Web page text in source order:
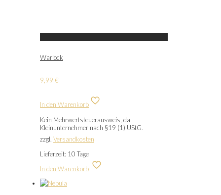
Warlock
9,99 €
In den Warenkorb
Kein Mehrwertsteuerausweis, da
Kleinunternehmer nach §19 (1) UStG.
zzgl. Versandkosten
Lieferzeit: 10 Tage
In den Warenkorb